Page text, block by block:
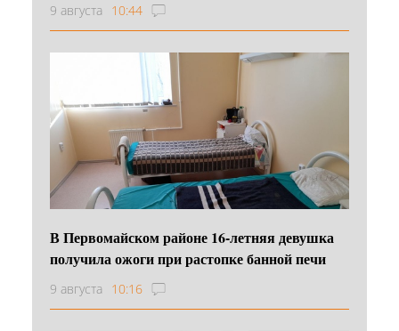
9 августа 10:44
В Первомайском районе 16‑летняя девушка
получила ожоги при растопке банной печи
9 августа 10:16